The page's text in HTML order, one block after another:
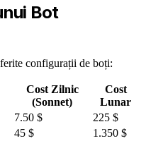
Bot
configurații de boți:
Cost Zilnic
(Sonnet)
Cost
Lunar
7.50 $
225 $
45 $
1.350 $